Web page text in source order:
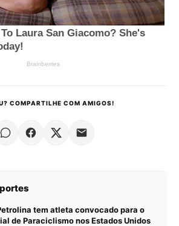
COMPARTILHE COM AMIGOS!
tem atleta convocado para o
de Paraciclismo nos Estados Unidos